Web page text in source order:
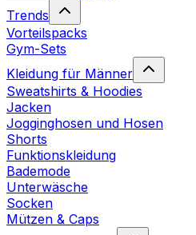
Trends
Vorteilspacks
Gym-Sets
Kleidung für Männer
Sweatshirts & Hoodies
Jacken
Jogginghosen und Hosen
Shorts
Funktionskleidung
Bademode
Unterwäsche
Socken
Mützen & Caps